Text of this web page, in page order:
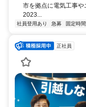
市を拠点に電気工事や
2023...
社員登用あり 急募 固定時
正社員